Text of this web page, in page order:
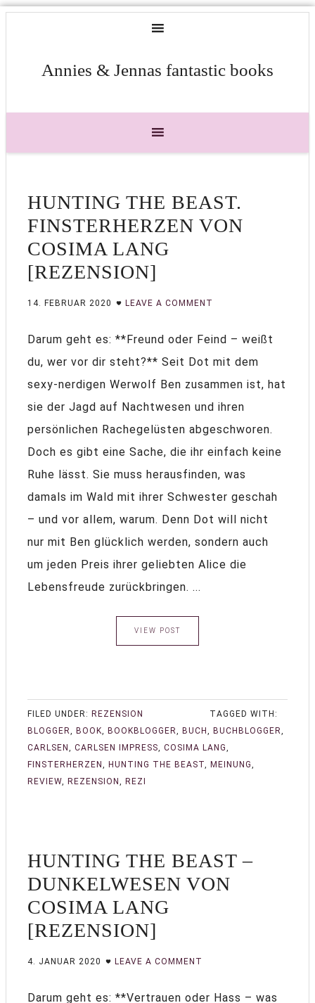
Annies & Jennas fantastic books
HUNTING THE BEAST.
FINSTERHERZEN VON
COSIMA LANG
[REZENSION]
14. FEBRUAR 2020 LEAVE A COMMENT
Darum geht es: **Freund oder Feind – weißt
du, wer vor dir steht?** Seit Dot mit dem
sexy-nerdigen Werwolf Ben zusammen ist, hat
sie der Jagd auf Nachtwesen und ihren
persönlichen Rachegelüsten abgeschworen.
Doch es gibt eine Sache, die ihr einfach keine
Ruhe lässt. Sie muss herausfinden, was
damals im Wald mit ihrer Schwester geschah
– und vor allem, warum. Denn Dot will nicht
nur mit Ben glücklich werden, sondern auch
um jeden Preis ihrer geliebten Alice die
Lebensfreude zurückbringen. ...
VIEW POST
FILED UNDER: REZENSION
TAGGED WITH:
BLOGGER, BOOK, BOOKBLOGGER, BUCH , BUCHBLOGGER,
CARLSEN , CARLSEN IMPRESS, COSIMA LANG,
FINSTERHERZEN , HUNTING THE BEAST, MEINUNG,
REVIEW, REZENSION , REZI
HUNTING THE BEAST –
DUNKELWESEN VON
COSIMA LANG
[REZENSION]
4. JANUAR 2020 LEAVE A COMMENT
Darum geht es: **Vertrauen oder Hass – was